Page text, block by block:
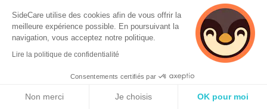
Voir plus
Franchise en Jours
SideCare utilise des cookies afin de vous offrir la
meilleure expérience possible. En poursuivant la
navigation, vous acceptez notre politique.
Lire la politique de confidentialité
Consentements certifiés par
Non merci Je choisis OK pour moi